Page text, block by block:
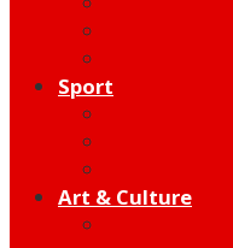
Sport
Art & Culture